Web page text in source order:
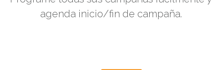
agenda inicio/fin de campaña.